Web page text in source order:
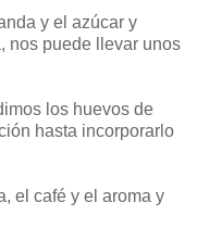
y el azúcar y
nos puede llevar unos
los huevos de
hasta incorporarlo
el café y el aroma y